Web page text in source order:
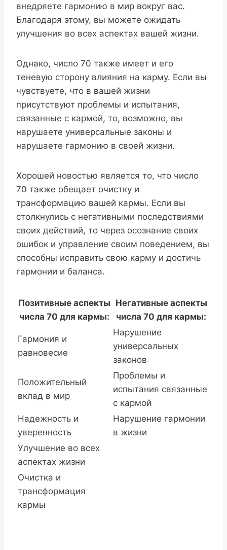
внедряете гармонию в мир вокруг вас.
Благодаря этому, вы можете ожидать
улучшения во всех аспектах вашей жизни.
Однако, число 70 также имеет и его
теневую сторону влияния на карму. Если вы
чувствуете, что в вашей жизни
присутствуют проблемы и испытания,
связанные с кармой, то, возможно, вы
нарушаете универсальные законы и
нарушаете гармонию в своей жизни.
Хорошей новостью является то, что число
70 также обещает очистку и
трансформацию вашей кармы. Если вы
столкнулись с негативными последствиями
своих действий, то через осознание своих
ошибок и управление своим поведением, вы
способны исправить свою карму и достичь
гармонии и баланса.
Позитивные аспекты
числа 70 для кармы:
Негативные аспекты
числа 70 для кармы:
Гармония и
равновесие
Нарушение
универсальных
законов
Положительный
вклад в мир
Проблемы и
испытания связанные
с кармой
Надежность и
уверенность
Нарушение гармонии
в жизни
Улучшение во всех
аспектах жизни
Очистка и
трансформация
кармы